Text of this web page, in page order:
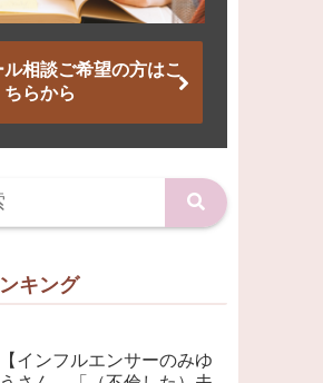
相談ご希望の方はこ
ちらから
キング
【インフルエンサーのみゆ